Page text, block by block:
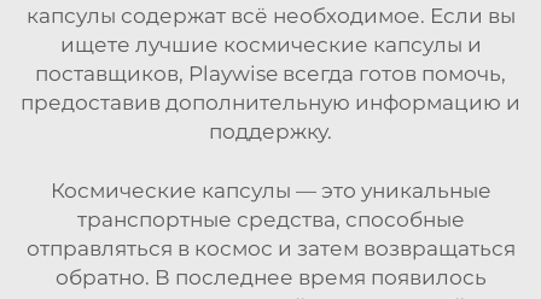
капсулы содержат всё необходимое. Если вы
ищете лучшие космические капсулы и
поставщиков, Playwise всегда готов помочь,
предоставив дополнительную информацию и
поддержку.
Космические капсулы — это уникальные
транспортные средства, способные
отправляться в космос и затем возвращаться
обратно. В последнее время появилось